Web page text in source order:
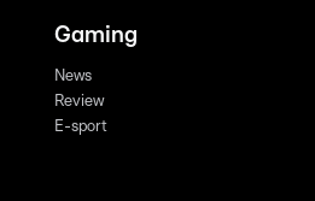
Gaming
News
Review
E-sport